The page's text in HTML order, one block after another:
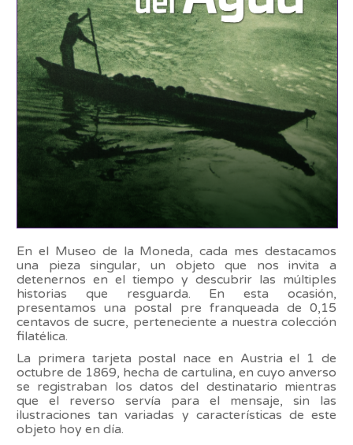
En el Museo de la Moneda, cada mes destacamos
una pieza singular, un objeto que nos invita a
detenernos en el tiempo y descubrir las múltiples
historias que resguarda. En esta ocasión,
presentamos una postal pre franqueada de 0,15
centavos de sucre, perteneciente a nuestra colección
filatélica.
La primera tarjeta postal nace en Austria el 1 de
octubre de 1869, hecha de cartulina, en cuyo anverso
se registraban los datos del destinatario mientras
que el reverso servía para el mensaje, sin las
ilustraciones tan variadas y características de este
objeto hoy en día.